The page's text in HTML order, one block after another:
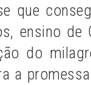
que
ensino de
do
a